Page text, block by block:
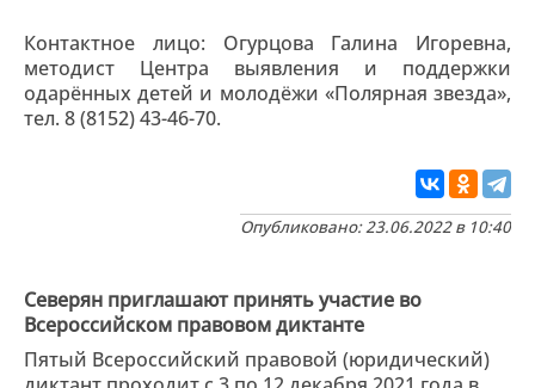
Контактное лицо: Огурцова Галина Игоревна,
методист Центра выявления и поддержки
одарённых детей и молодёжи «Полярная звезда»,
тел. 8 (8152) 43-46-70.
Опубликовано: 23.06.2022 в 10:40
Северян приглашают принять участие во
Всероссийском правовом диктанте
Пятый Всероссийский правовой (юридический)